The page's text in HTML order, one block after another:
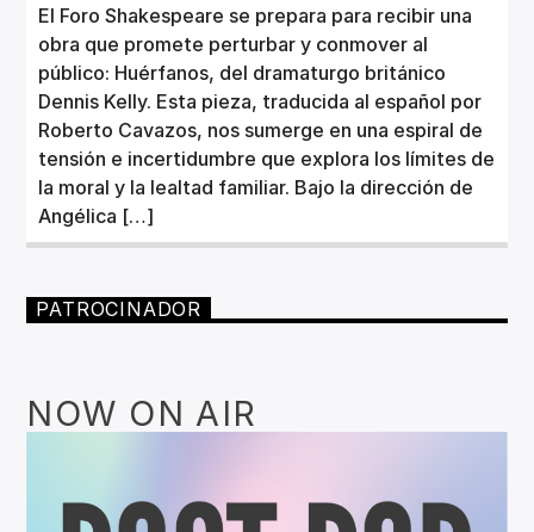
El Foro Shakespeare se prepara para recibir una
obra que promete perturbar y conmover al
público: Huérfanos, del dramaturgo británico
Dennis Kelly. Esta pieza, traducida al español por
Roberto Cavazos, nos sumerge en una espiral de
tensión e incertidumbre que explora los límites de
la moral y la lealtad familiar. Bajo la dirección de
Angélica […]
PATROCINADOR
NOW ON AIR